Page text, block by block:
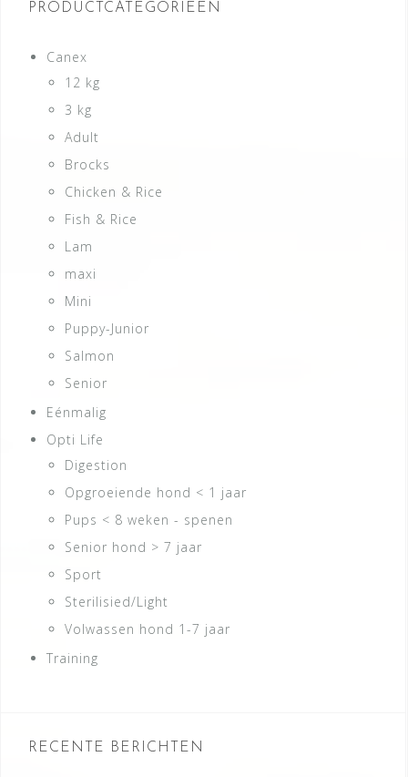
PRODUCTCATEGORIEËN
Canex
12 kg
3 kg
Adult
Brocks
Chicken & Rice
Fish & Rice
Lam
maxi
Mini
Puppy-Junior
Salmon
Senior
Eénmalig
Opti Life
Digestion
Opgroeiende hond < 1 jaar
Pups < 8 weken - spenen
Senior hond > 7 jaar
Sport
Sterilisied/Light
Volwassen hond 1-7 jaar
Training
RECENTE BERICHTEN